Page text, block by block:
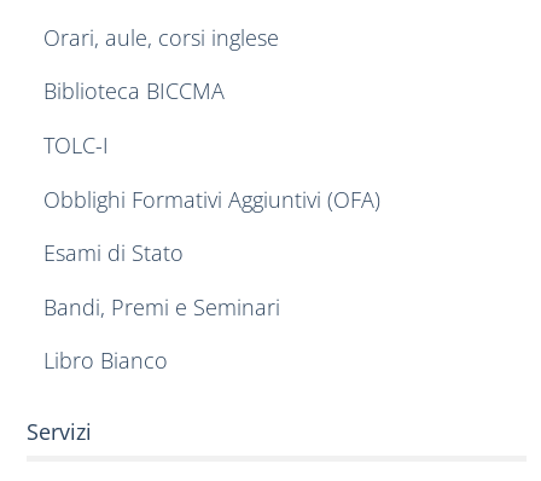
Orari, aule, corsi inglese
Biblioteca BICCMA
TOLC-I
Obblighi Formativi Aggiuntivi (OFA)
Esami di Stato
Bandi, Premi e Seminari
Libro Bianco
Servizi